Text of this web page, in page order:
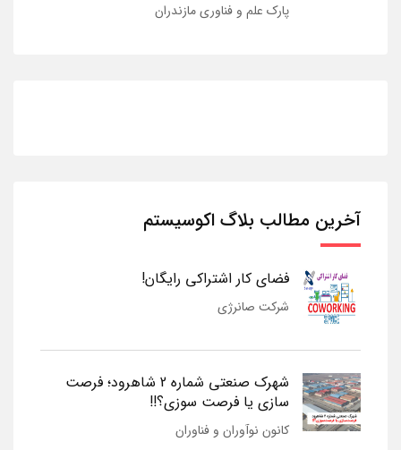
پارک علم و فناوری مازندران
آخرین مطالب بلاگ اکوسیستم
فضای کار اشتراکی رایگان!
شرکت صانرژی
شهرک صنعتی شماره 2 شاهرود؛ فرصت
سازی یا فرصت سوزی؟!!
کانون نوآوران و فناوران